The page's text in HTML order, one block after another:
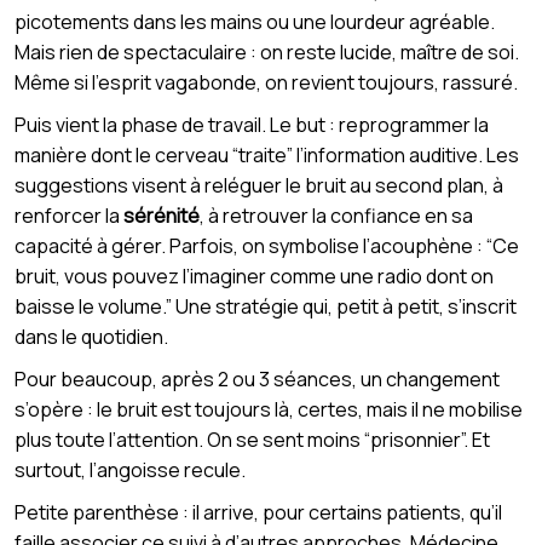
picotements dans les mains ou une lourdeur agréable.
Mais rien de spectaculaire : on reste lucide, maître de soi.
Même si l’esprit vagabonde, on revient toujours, rassuré.
Puis vient la phase de travail. Le but : reprogrammer la
manière dont le cerveau “traite” l’information auditive. Les
suggestions visent à reléguer le bruit au second plan, à
renforcer lasérénité, à retrouver la confiance en sa
capacité à gérer. Parfois, on symbolise l’acouphène : “Ce
bruit, vous pouvez l’imaginer comme une radio dont on
baisse le volume.” Une stratégie qui, petit à petit, s’inscrit
dans le quotidien.
Pour beaucoup, après 2 ou 3 séances, un changement
s’opère : le bruit est toujours là, certes, mais il ne mobilise
plus toute l’attention. On se sent moins “prisonnier”. Et
surtout, l’angoisse recule.
Petite parenthèse : il arrive, pour certains patients, qu’il